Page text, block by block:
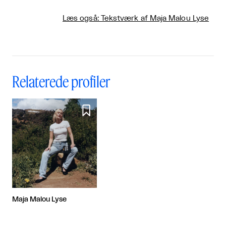
Læs også: Tekstværk af Maja Malou Lyse
Relaterede profiler

Maja Malou Lyse